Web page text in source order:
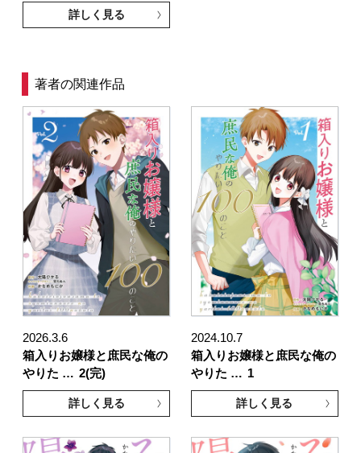
詳しく見る
著者の関連作品
2026.3.6
箱入りお嬢様と庶民な俺の
やりた … 2(完)
詳しく見る
2024.10.7
箱入りお嬢様と庶民な俺の
やりた … 1
詳しく見る